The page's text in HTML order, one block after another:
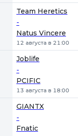
Team Heretics
-
Natus Vincere
12 августа в 21:00
Joblife
-
PCIFIC
13 августа в 18:00
GIANTX
-
Fnatic